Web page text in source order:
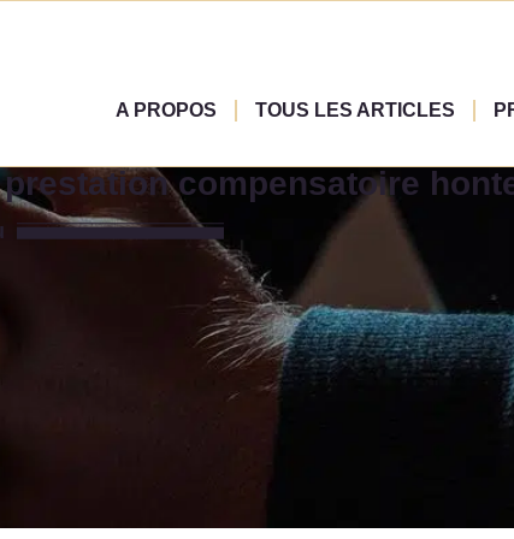
A PROPOS TOUS LES ARTICLES
compensatoire